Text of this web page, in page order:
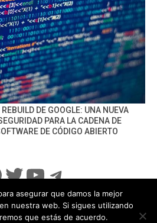
DE GOOGLE: UNA NUEVA
PARA LA CADENA DE
DE CÓDIGO ABIERTO
Twitter
YouTube
Telegram
Política de Privacidad
asegurar que damos la mejor
nuestra web. Si sigues utilizando
que estás de acuerdo.